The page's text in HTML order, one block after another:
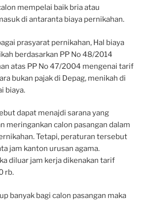
mempelai baik bria atau
di antaranta biaya pernikahan.
prasyarat pernikahan, Hal biaya
berdasarkan PP No 48/2014
atas PP No 47/2004 mengenai tarif
bukan pajak di Depag, menikah di
biaya.
dapat menajdi sarana yang
meringankan calon pasangan dalam
Tetapi, peraturan tersebut
jam kanton urusan agama.
diluar jam kerja dikenakan tarif
rb.
banyak bagi calon pasangan maka